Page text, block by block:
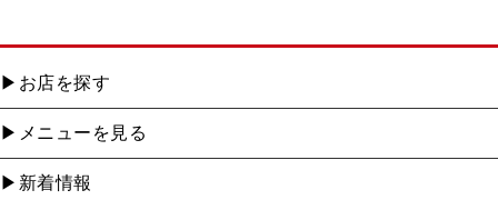
お店を探す
メニューを見る
新着情報